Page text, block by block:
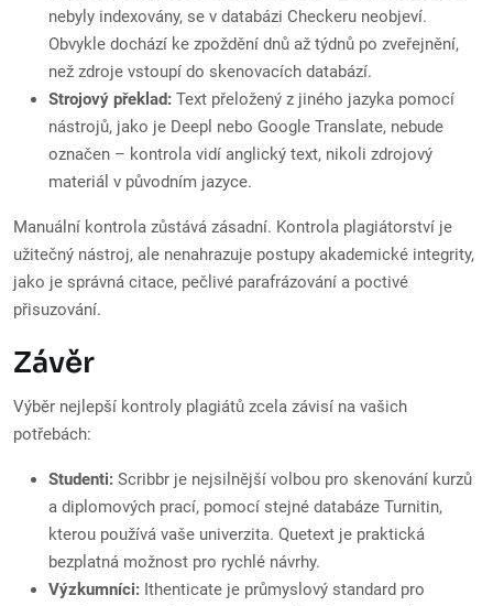
nebyly indexovány, se v databázi Checkeru neobjeví.
Obvykle dochází ke zpoždění dnů až týdnů po zveřejnění,
než zdroje vstoupí do skenovacích databází.
Strojový překlad: Text přeložený z jiného jazyka pomocí
nástrojů, jako je Deepl nebo Google Translate, nebude
označen – kontrola vidí anglický text, nikoli zdrojový
materiál v původním jazyce.
Manuální kontrola zůstává zásadní. Kontrola plagiátorství je
užitečný nástroj, ale nenahrazuje postupy akademické integrity,
jako je správná citace, pečlivé parafrázování a poctivé
přisuzování.
Závěr
Výběr nejlepší kontroly plagiátů zcela závisí na vašich
potřebách:
Studenti: Scribbr je nejsilnější volbou pro skenování kurzů
a diplomových prací, pomocí stejné databáze Turnitin,
kterou používá vaše univerzita. Quetext je praktická
bezplatná možnost pro rychlé návrhy.
Výzkumníci: Ithenticate je průmyslový standard pro